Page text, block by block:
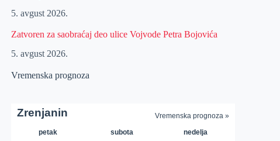
5. avgust 2026.
Zatvoren za saobraćaj deo ulice Vojvode Petra Bojovića
5. avgust 2026.
Vremenska prognoza